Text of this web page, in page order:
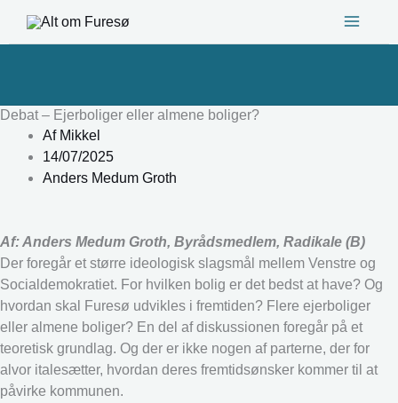
Debat – Ejerboliger eller almene boliger?
AfMikkel
14/07/2025
Anders Medum Groth
Af: Anders Medum Groth, Byrådsmedlem, Radikale (B)
Der foregår et større ideologisk slagsmål mellem Venstre og
Socialdemokratiet. For hvilken bolig er det bedst at have? Og
hvordan skal Furesø udvikles i fremtiden? Flere ejerboliger
eller almene boliger? En del af diskussionen foregår på et
teoretisk grundlag. Og der er ikke nogen af parterne, der for
alvor italesætter, hvordan deres fremtidsønsker kommer til at
påvirke kommunen.